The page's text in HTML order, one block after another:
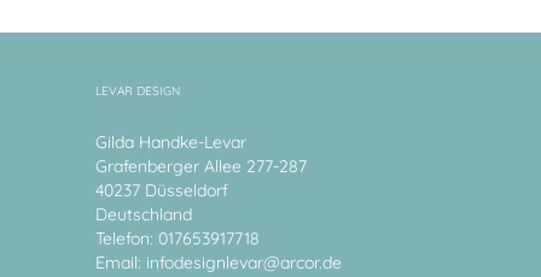
LEVAR DESIGN
Gilda Handke-Levar
Grafenberger Allee 277-287
40237 Düsseldorf
Deutschland
Telefon: 017653917718
Email: infodesignlevar@arcor.de